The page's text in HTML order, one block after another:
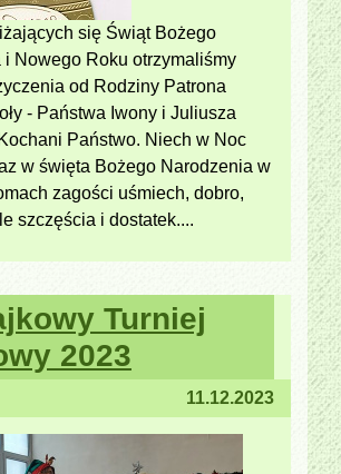
się Świąt Bożego
i Nowego Roku otrzymaliśmy
od Rodziny Patrona
- Państwa Iwony i Juliusza
Państwo. Niech w Noc
w święta Bożego Narodzenia w
zagości uśmiech, dobro,
szczęścia i dostatek....
Turniej
2023
11.12.2023